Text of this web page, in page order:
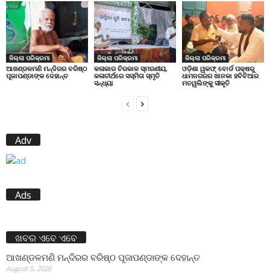
ଜିଲ୍ଲା ପରିକ୍ରମା
ଆଖଣ୍ଡଳମଣି ମନ୍ଦିରର ବରିଷ୍ଠ
ପୂଜାପଣ୍ଡାଙ୍କ ଦେହାନ୍ତ
ଜିଲ୍ଲା ପରିକ୍ରମା
କଳାକାର ଚିରକାଳ ସ୍ମରଣୀୟ,
କଳାତୀର୍ଥରେ ସସ୍ମିତା ସ୍ମୃତି
ସନ୍ଧ୍ୟା
ଜିଲ୍ଲା ପରିକ୍ରମା
ଓଡ଼ିଶା ୱକଫ୍ ବୋର୍ଡ ପକ୍ଷରୁ
ଧାମନଗରର ଖାନକା ହବିବିଆର
ମତୱଲିଙ୍କୁ ସୀକୃତି
Adv
Ads
ଖବର ଏବେ ଏବେ
ଆଖଣ୍ଡଳମଣି ମନ୍ଦିରର ବରିଷ୍ଠ ପୂଜାପଣ୍ଡାଙ୍କ ଦେହାନ୍ତ
August 5, 2026